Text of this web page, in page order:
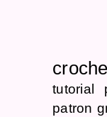
tutorial
patron